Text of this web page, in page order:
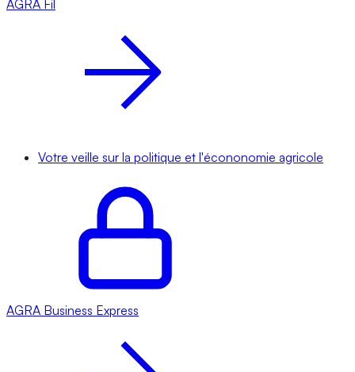
AGRA Fil
Votre veille sur la politique et l'écononomie agricole
AGRA Business Express